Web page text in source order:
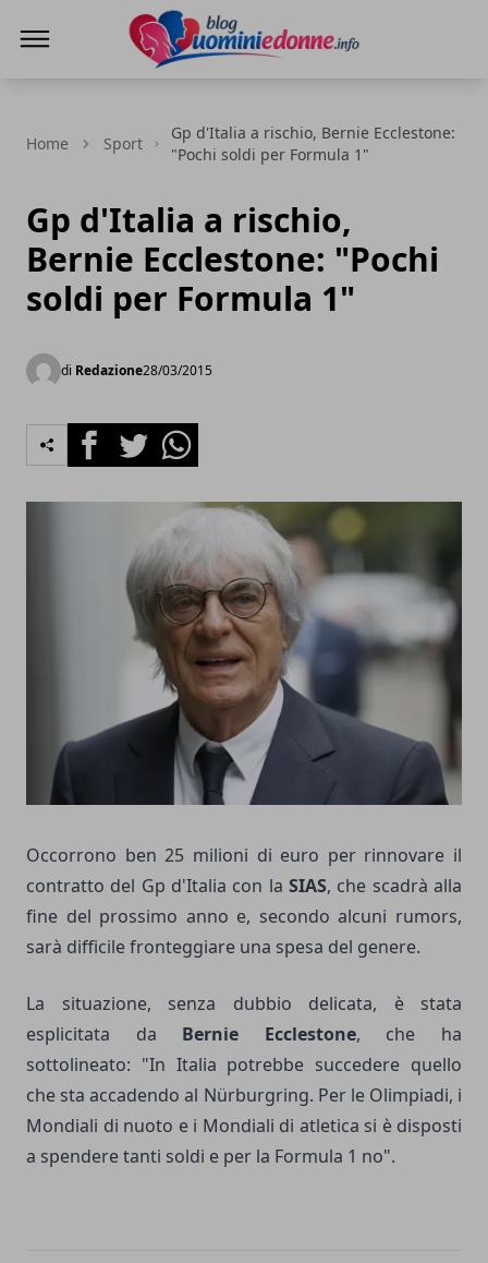
Home Sport
Gp d'Italia a rischio, Bernie Ecclestone:
"Pochi soldi per Formula 1"
Gp d'Italia a rischio,
Bernie Ecclestone: "Pochi
soldi per Formula 1"
di Redazione28/03/2015
FacebookTwitterWhatsapp
Occorrono ben 25 milioni di euro per rinnovare il
contratto del Gp d'Italia con la SIAS, che scadrà alla
fine del prossimo anno e, secondo alcuni rumors,
sarà difficile fronteggiare una spesa del genere.
La situazione, senza dubbio delicata, è stata
esplicitata da Bernie Ecclestone, che ha
sottolineato: "In Italia potrebbe succedere quello
che sta accadendo al Nürburgring. Per le Olimpiadi, i
Mondiali di nuoto e i Mondiali di atletica si è disposti
a spendere tanti soldi e per la Formula 1 no".